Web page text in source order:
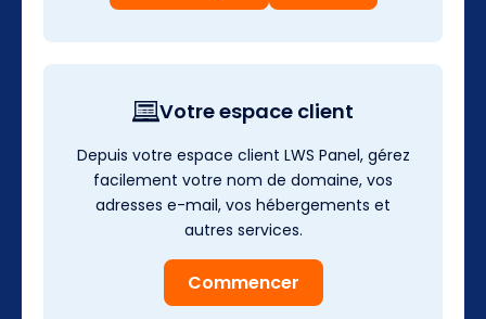
Votre espace client
Depuis votre espace client LWS Panel, gérez
facilement votre nom de domaine, vos
adresses e-mail, vos hébergements et
autres services.
Commencer